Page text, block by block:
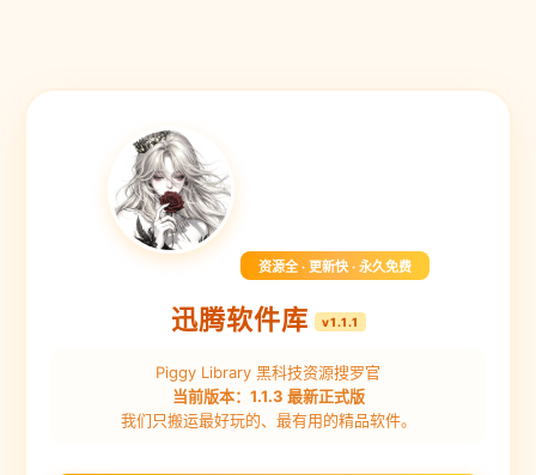
资源全 · 更新快 · 永久免费
迅腾软件库 v1.1.1
Piggy Library 黑科技资源搜罗官
当前版本：1.1.3 最新正式版
我们只搬运最好玩的、最有用的精品软件。